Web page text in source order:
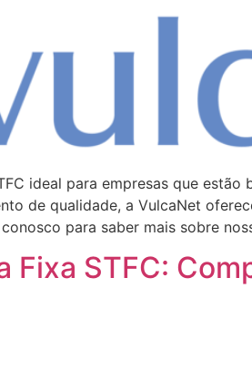
ideal para empresas que
de qualidade, a VulcaNet
para saber mais sobre
Fixa STFC: